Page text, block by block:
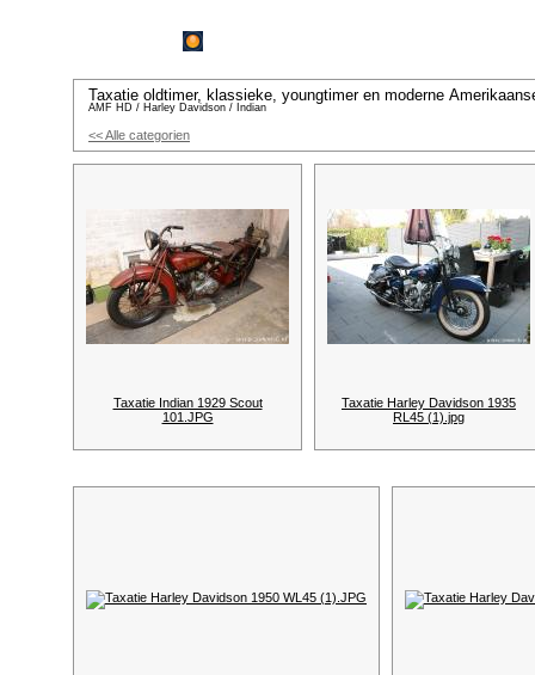
Taxatie oldtimer, klassieke, youngtimer en moderne
AMF HD / Harley Davidson / Indian
<< Alle categorien
Taxatie Indian 1929 Scout
101.JPG
Taxatie Harley Davidson 1935
RL45 (1).jpg